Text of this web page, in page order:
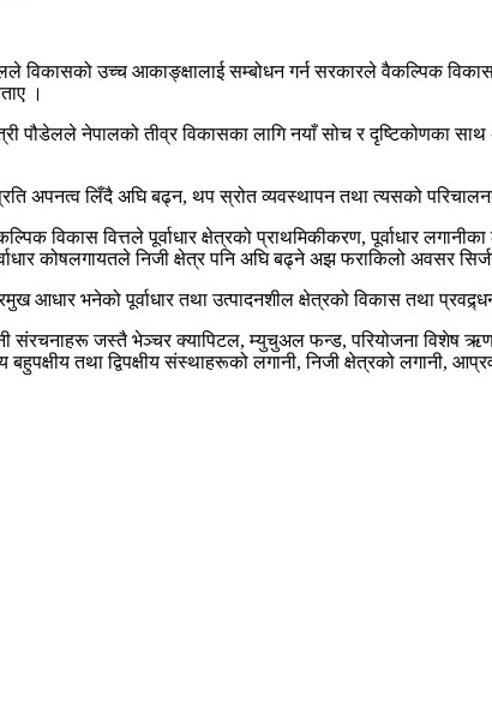
विकासको उच्च आकाङ्क्षालाई सम्बोधन गर्न सरकारले वैकल्पिक
।
पौडेलले नेपालको तीव्र विकासका लागि नयाँ सोच र दृष्टिकोणका
अपनत्व लिँदै अघि बढ्न, थप स्रोत व्यवस्थापन तथा त्यसको
विकास वित्तले पूर्वाधार क्षेत्रको प्राथमिकीकरण, पूर्वाधार
कोषलगायतले निजी क्षेत्र पनि अघि बढ्ने अझ फराकिलो अवसर
आधार भनेको पूर्वाधार तथा उत्पादनशील क्षेत्रको विकास तथा
संरचनाहरू जस्तै भेञ्चर क्यापिटल, म्युचुअल फन्ड, परियोजना विशेष
बहुपक्षीय तथा द्विपक्षीय संस्थाहरूको लगानी, निजी क्षेत्रको